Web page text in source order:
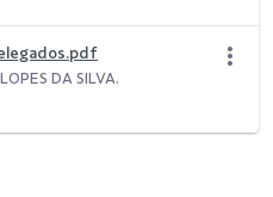
DA SILVA.